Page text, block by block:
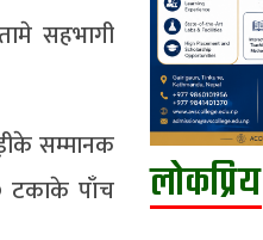
सहभागी
सम्मानक
टकाके पाँच
लोकप्रिय